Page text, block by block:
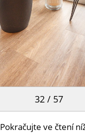
32 / 57
Pokračujte ve čtení